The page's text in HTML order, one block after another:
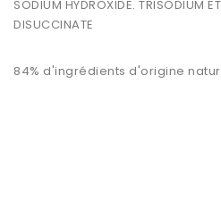
SODIUM HYDROXIDE. TRISODIUM
DISUCCINATE
84% d'ingrédients d'origine